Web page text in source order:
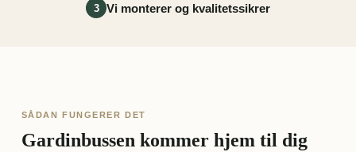
3 Vi monterer og kvalitetssikrer
SÅDAN FUNGERER DET
Gardinbussen kommer hjem til dig